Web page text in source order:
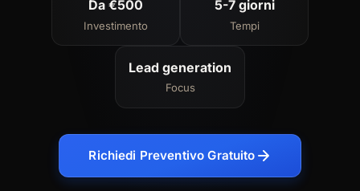
Da €500
Investimento
5-7 giorni
Tempi
Lead generation
Focus
Richiedi Preventivo Gratuito